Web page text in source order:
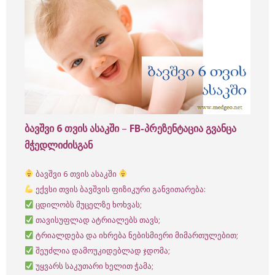
ბავშვი 6 თვის ასაკში– FB-პრეზენტაცია გვანცა
მჭედლიძისგან
ბავშვი 6 თვის ასაკში
ექვსი თვის ბავშვის ფიზიკური განვითარება:
ცდილობს მუცელზე ხოხვას;
თავისუფლად ატრიალებს თავს;
ტრიალდება და იხრება ნებისმიერი მიმართულებით;
შეუძლია დამოუკიდებლად ჯდომა;
უყვარს საკუთარი ხელით ჭამა;